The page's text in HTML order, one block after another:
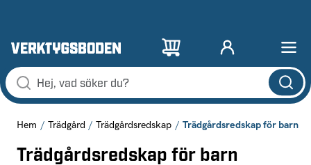
Hem Trädgård Trädgårdsredskap Trädgårdsredskap för barn
Trädgårdsredskap för barn